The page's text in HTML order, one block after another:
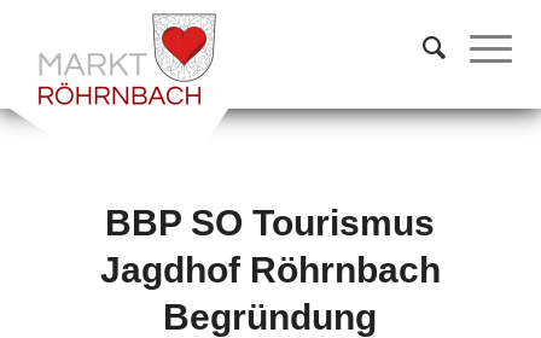
BBP SO Tourismus
Jagdhof Röhrnbach
Begründung